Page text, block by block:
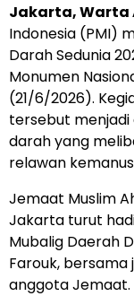
Jakarta, Warta
Indonesia (PMI)
Darah Sedunia
Monumen
(21/6/2026).
tersebut menjadi
darah yang
relawan
Jemaat Muslim
Jakarta turut
Mubalig Daerah
Farouk, bersama
anggota Jemaat.